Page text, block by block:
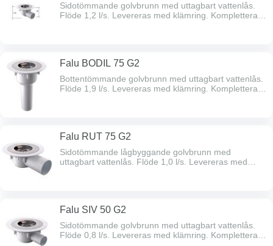
Sidotömmande golvbrunn med uttagbart vattenlås.
Flöde 1,2 l/s. Levereras med klämring. Komplettera
Falu BODIL 75 G2
Bottentömmande golvbrunn med uttagbart vattenlås.
Flöde 1,9 l/s. Levereras med klämring. Komplettera
Falu RUT 75 G2
Sidotömmande lågbyggande golvbrunn med
uttagbart vattenlås. Flöde 1,0 l/s. Levereras med
Falu SIV 50 G2
Sidotömmande golvbrunn med uttagbart vattenlås.
Flöde 0,8 l/s. Levereras med klämring. Komplettera